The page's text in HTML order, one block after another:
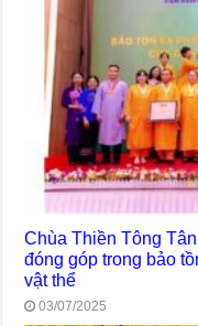
Chùa Thiền Tông
đóng góp trong bảo
vật thể
03/07/2025